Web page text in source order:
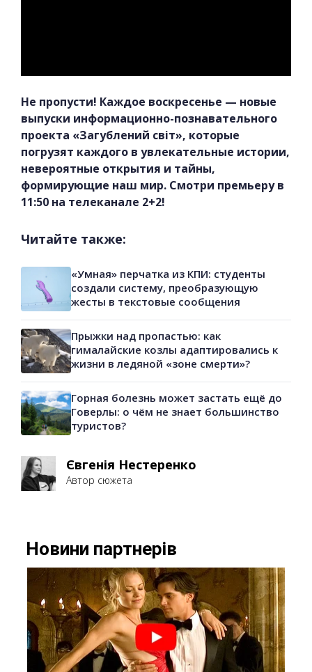
Не пропусти! Каждое воскресенье — новые
выпуски информационно-познавательного
проекта «Загублений світ», которые
погрузят каждого в увлекательные истории,
невероятные открытия и тайны,
формирующие наш мир. Смотри премьеру в
11:50 на телеканале 2+2!
Читайте также:
«Умная» перчатка из КПИ: студенты
создали систему, преобразующую
жесты в текстовые сообщения
Прыжки над пропастью: как
гималайские козлы адаптировались к
жизни в ледяной «зоне смерти»?
Горная болезнь может застать ещё до
Говерлы: о чём не знает большинство
туристов?
Євгенія Нестеренко
Автор сюжета